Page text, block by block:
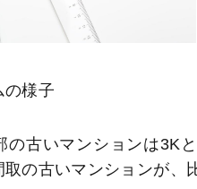
様子
の古いマンションは3K
の古いマンションが、